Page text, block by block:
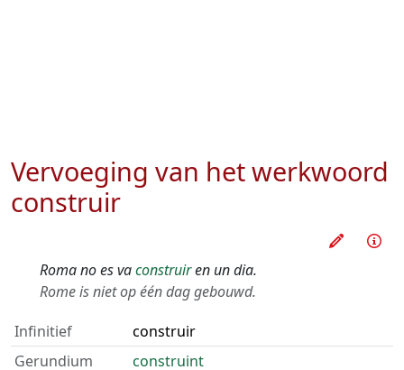
Vervoeging van het werkwoord
construir
Oefen
Roma no es vaconstruiren un dia.
Rome is niet op één dag gebouwd.
Infinitief
construir
Gerundium
construint